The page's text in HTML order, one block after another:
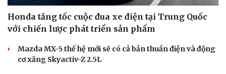
Honda tăng tốc cuộc đua xe điện tại Trung Quốc
với chiến lược phát triển sản phẩm
Mazda MX-5 thế hệ mới sẽ có cả bản thuần điện và động
cơ xăng Skyactiv-Z 2.5L